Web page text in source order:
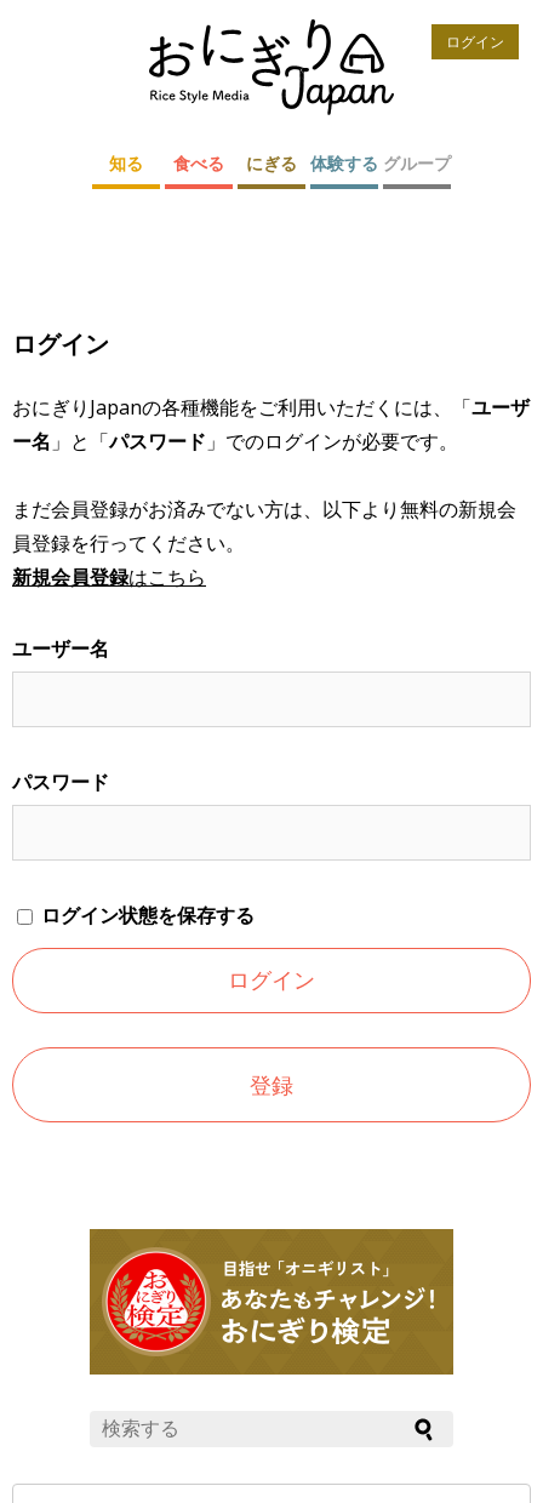
ログイン
知る 食べる にぎる 体験する グループ
ログイン
おにぎりJapanの各種機能をご利用いただくには、「ユーザ
ー名 」と「パスワード 」でのログインが必要です。
まだ会員登録がお済みでない方は、以下より無料の新規会
員登録を行ってください。
新規会員登録はこちら
ユーザー名
パスワード
ログイン状態を保存する
登録